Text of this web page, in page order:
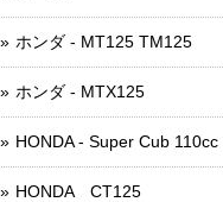
ホンダ - MT125 TM125
ホンダ - MTX125
HONDA - Super Cub 110cc
HONDA CT125